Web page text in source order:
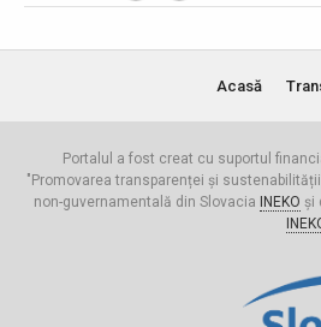
Acasă
Portalul a fost creat cu suportul
"Promovarea transparenței și
non-guvernamentală din Slovacia
INEKO și